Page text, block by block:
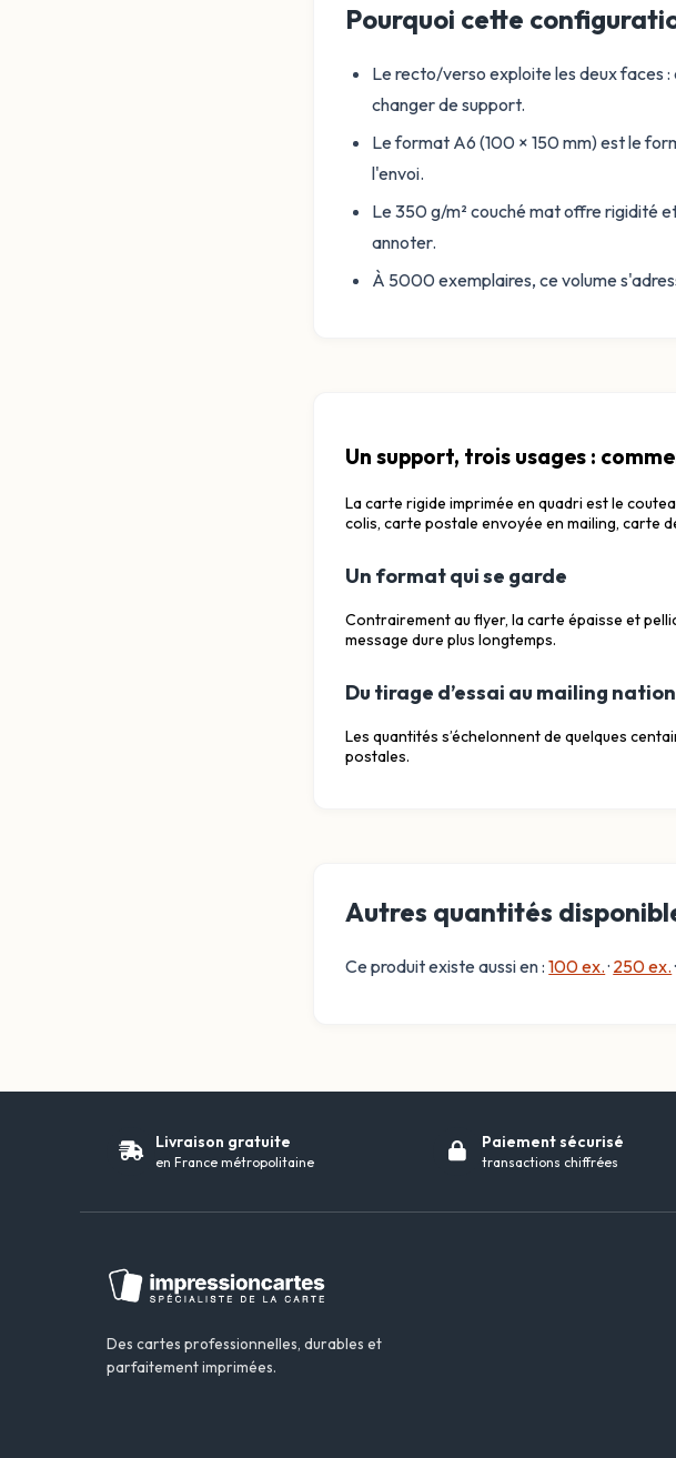
Pourquoi cette
Le recto/verso exploite les deux faces :
changer de support.
Le format A6 (100 × 150 mm) est le
l'envoi.
Le 350 g/m² couché mat offre rigidité
annoter.
À 5000 exemplaires, ce volume
Un support, trois usages :
La carte rigide imprimée en quadri est le
colis, carte postale envoyée en mailing, carte
Un format qui se garde
Contrairement au flyer, la carte épaisse et
message dure plus longtemps.
Du tirage d’essai au mailing
Les quantités s’échelonnent de quelques
postales.
Autres quantités
Ce produit existe aussi en :100 ex.· 250 ex.·
Livraison gratuite
en France métropolitaine
Paiement sécurisé
transactions chiffrées
Des cartes professionnelles, durables et
parfaitement imprimées.